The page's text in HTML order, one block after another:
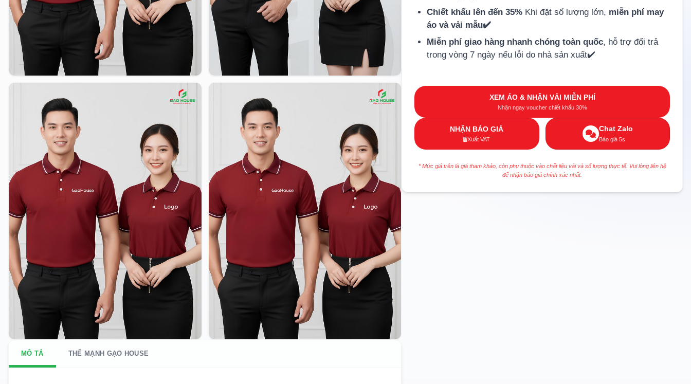
MÔ TẢ THẾ MẠNH GẠO HOUSE
Chiết khấu lên đến 35% Khi đặt số lượng lớn, miễn phí may
áo và vải mẫu✔️
Miễn phí giao hàng nhanh chóng toàn quốc, hỗ trợ đổi trả
trong vòng 7 ngày nếu lỗi do nhà sản xuất✔️
XEM ÁO & NHẬN VẢI MIỄN PHÍ
Nhận ngay voucher chiết khấu 30%
NHẬN BÁO GIÁ
Xuất VAT
Chat Zalo
Báo giá 5s
* Mức giá trên là giá tham khảo, còn phụ thuộc vào chất liệu vải và số lượng thực tế. Vui lòng liên hệ
để nhận báo giá chính xác nhất.